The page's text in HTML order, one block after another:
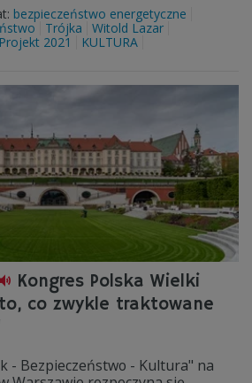
bezpieczeństwo energetyczne
Trójka
Witold Lazar
2021
KULTURA
Kongres Polska Wielki
co zwykle traktowane
- Bezpieczeństwo - Kultura" na